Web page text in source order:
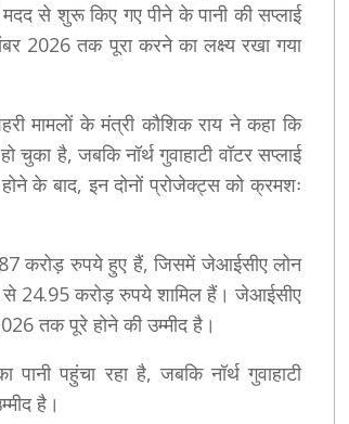
से शुरू किए गए पीने के पानी की सप्लाई
तक पूरा करने का लक्ष्य रखा गया
मामलों के मंत्री कौशिक राय ने कहा कि
है, जबकि नॉर्थ गुवाहाटी वॉटर सप्लाई
के बाद, इन दोनों प्रोजेक्ट्स को क्रमशः
करोड़ रुपये हुए हैं, जिसमें जेआईसीए लोन
24.95 करोड़ रुपये शामिल हैं। जेआईसीए
तक पूरे होने की उम्मीद है।
पहुंचा रहा है, जबकि नॉर्थ गुवाहाटी
है।